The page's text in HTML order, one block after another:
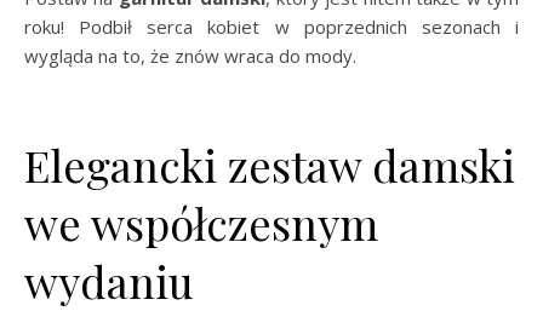
roku! Podbił serca kobiet w poprzednich sezonach i
wygląda na to, że znów wraca do mody.
Elegancki zestaw damski
we współczesnym
wydaniu